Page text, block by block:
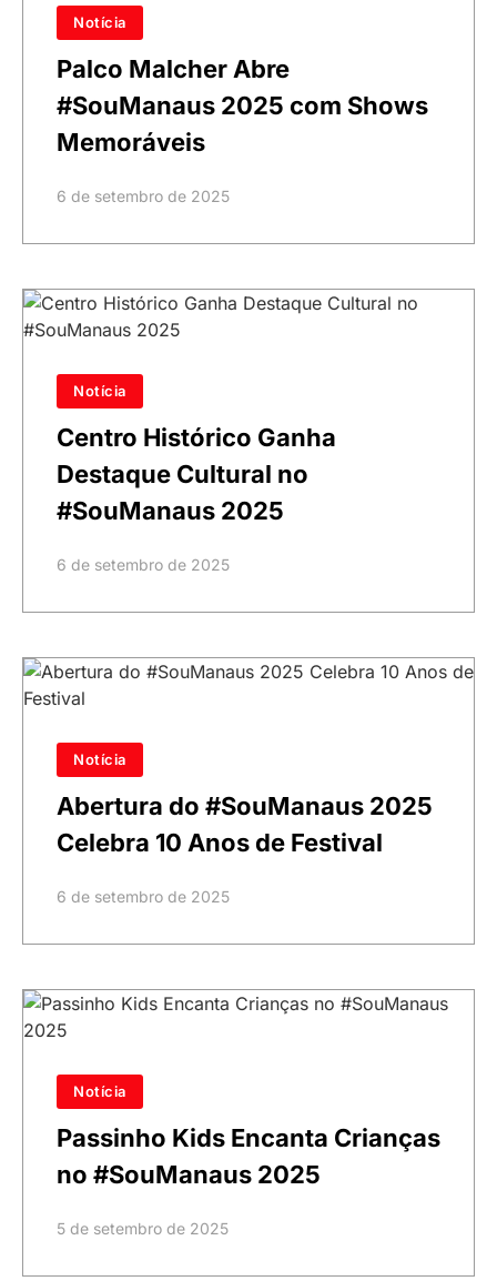
Notícia
Palco Malcher Abre
#SouManaus 2025 com Shows
Memoráveis
6 de setembro de 2025
Notícia
Centro Histórico Ganha
Destaque Cultural no
#SouManaus 2025
6 de setembro de 2025
Notícia
Abertura do #SouManaus 2025
Celebra 10 Anos de Festival
6 de setembro de 2025
Notícia
Passinho Kids Encanta Crianças
no #SouManaus 2025
5 de setembro de 2025